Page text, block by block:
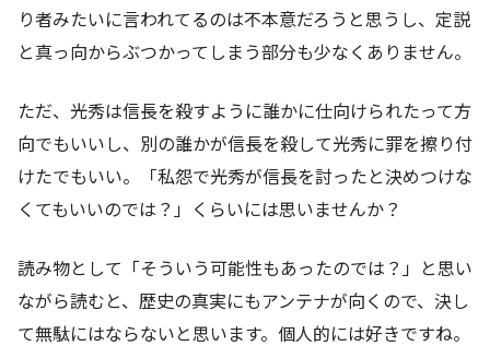
り者みたいに言われてるのは不本意だろうと思うし、定説
と真っ向からぶつかってしまう部分も少なくありません。
ただ、光秀は信長を殺すように誰かに仕向けられたって方
向でもいいし、別の誰かが信長を殺して光秀に罪を擦り付
けたでもいい。「私怨で光秀が信長を討ったと決めつけな
くてもいいのでは？」くらいには思いませんか？
読み物として「そういう可能性もあったのでは？」と思い
ながら読むと、歴史の真実にもアンテナが向くので、決し
て無駄にはならないと思います。個人的には好きですね。